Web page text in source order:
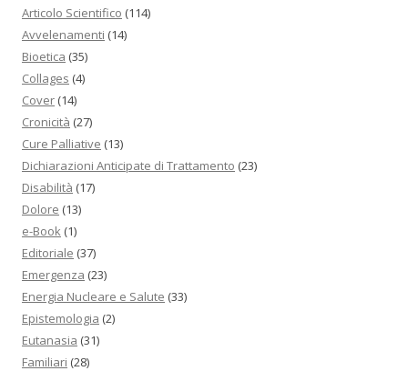
Articolo Scientifico (114)
Avvelenamenti (14)
Bioetica (35)
Collages (4)
Cover (14)
Cronicità (27)
Cure Palliative (13)
Dichiarazioni Anticipate di Trattamento (23)
Disabilità (17)
Dolore (13)
e-Book (1)
Editoriale (37)
Emergenza (23)
Energia Nucleare e Salute (33)
Epistemologia (2)
Eutanasia (31)
Familiari (28)